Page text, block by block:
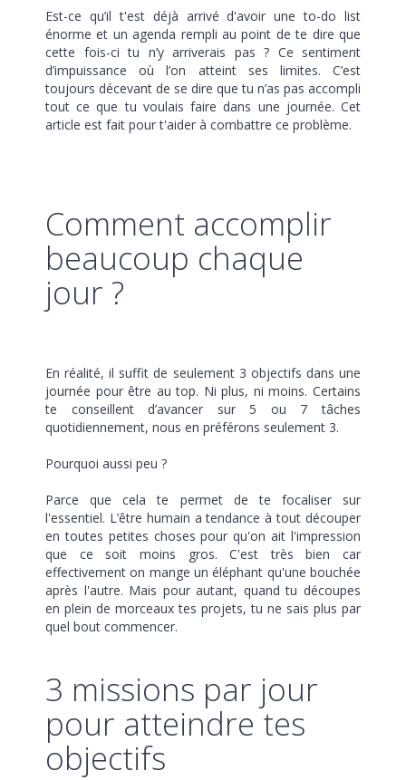
Est-ce qu’il t'est déjà arrivé d'avoir une to-do list
énorme et un agenda rempli au point de te dire que
cette fois-ci tu n’y arriverais pas ? Ce sentiment
d’impuissance où l’on atteint ses limites. C’est
toujours décevant de se dire que tu n’as pas accompli
tout ce que tu voulais faire dans une journée. Cet
article est fait pour t'aider à combattre ce problème.
Comment accomplir
beaucoup chaque
jour ?
En réalité, il suffit de seulement 3 objectifs dans une
journée pour être au top. Ni plus, ni moins. Certains
te conseillent d’avancer sur 5 ou 7 tâches
quotidiennement, nous en préférons seulement 3.
Pourquoi aussi peu ?
Parce que cela te permet de te focaliser sur
l'essentiel. L’être humain a tendance à tout découper
en toutes petites choses pour qu'on ait l'impression
que ce soit moins gros. C'est très bien car
effectivement on mange un éléphant qu'une bouchée
après l'autre. Mais pour autant, quand tu découpes
en plein de morceaux tes projets, tu ne sais plus par
quel bout commencer.
3 missions par jour
pour atteindre tes
objectifs